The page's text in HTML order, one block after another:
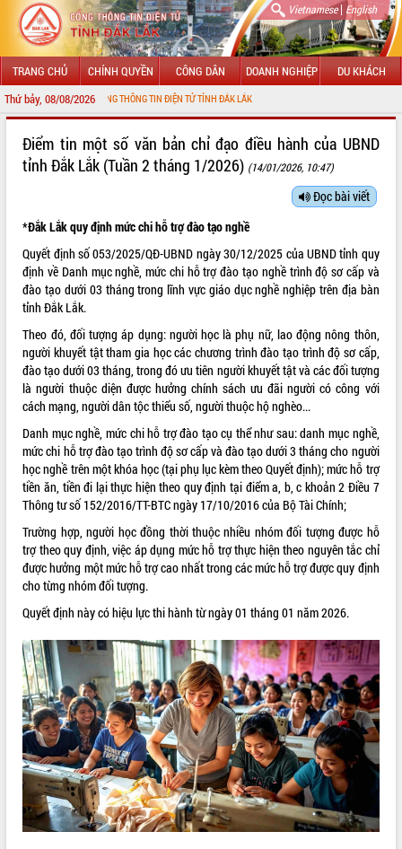
Vietnamese| English
TRANG CHỦ CHÍNH QUYỀN CÔNG DÂN DOANH NGHIỆP DU KHÁCH
Thứ bảy, 08/08/2026
ĐẾN VỚI CỔNG THÔNG TIN ĐIỆN TỬ TỈNH ĐẮK LẮK
LÃNH ĐẠO UBND TỈNH
UBND CÁC XÃ, PHƯỜNG
THÔNG TIN CHỈ ĐẠO ĐIỀU HÀNH
HỆ THỐNG VĂN BẢN
VĂN BẢN HĐND TỈNH
ĐIỂM TIN VĂN BẢN
QUY HOẠCH - KẾ HOẠCH
VIDEO
Điểm tin một số văn bản chỉ đạo điều hành của UBND
tỉnh Đắk Lắk (Tuần 2 tháng 1/2026) (14/01/2026, 10:47)
Đọc bài viết
*Đắk Lắk quy định mức chi hỗ trợ đào tạo nghề
Quyết định số053/2025/QĐ-UBND ngày 30/12/2025 của UBND tỉnh quy
định về Danh mục nghề, mức chi hỗ trợ đào tạo nghề trình độ sơ cấp và
đào tạo dưới 03 tháng trong lĩnh vực giáo dục nghề nghiệp trên địa bàn
tỉnh Đắk Lắk.
Theo đó, đối tượng áp dụng: người học là phụ nữ, lao động nông thôn,
người khuyết tật tham gia học các chương trình đào tạo trình độ sơ cấp,
đào tạo dưới 03 tháng, trong đó ưu tiên người khuyết tật và các đối tượng
là người thuộc diện được hưởng chính sách ưu đãi người có công với
cách mạng, người dân tộc thiểu số, người thuộc hộ nghèo...
Danh mục nghề, mức chi hỗ trợ đào tạo cụ thể như sau: danh mục nghề,
mức chi hỗ trợ đào tạo trình độ sơ cấp và đào tạo dưới 3 tháng cho người
học nghề trên một khóa học (tại phụ lục kèm theo Quyết định); mức hỗ trợ
tiền ăn, tiền đi lại thực hiện theo quy định tại điểm a, b, c khoản 2 Điều 7
Thông tư số 152/2016/TT-BTC ngày 17/10/2016 của Bộ Tài Chính;
Trường hợp, người học đồng thời thuộc nhiều nhóm đối tượng được hỗ
trợ theo quy định, việc áp dụng mức hỗ trợ thực hiện theo nguyên tắc chỉ
được hưởng một mức hỗ trợ cao nhất trong các mức hỗ trợ được quy định
cho từng nhóm đối tượng.
Quyết định này có hiệu lực thi hành từ ngày 01 tháng 01 năm 2026.